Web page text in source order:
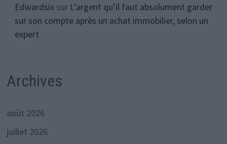
Edwardsixsur L’argent qu’il faut absolument garder
sur son compte après un achat immobilier, selon un
expert
Archives
août 2026
juillet 2026